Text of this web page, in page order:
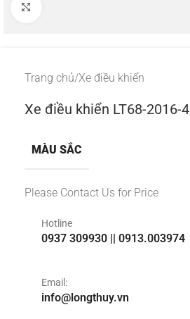
Trang chủ/Xe điều khiển
Xe điều khiển LT68-2016-4
MÀU SẮC
Please Contact Us for Price
Hotline
0937 309930 || 0913.003974
Email:
info@longthuy.vn